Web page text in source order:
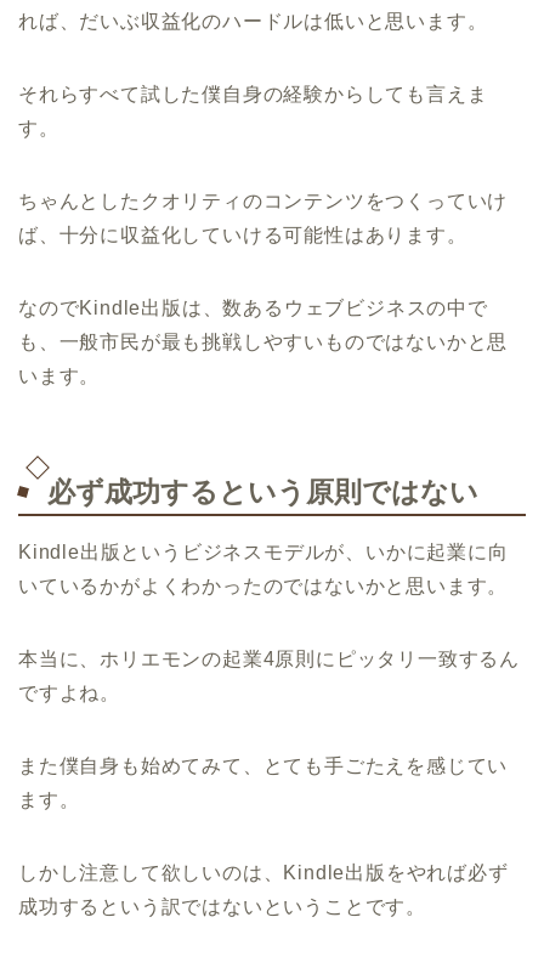
れば、だいぶ収益化のハードルは低いと思います。
それらすべて試した僕自身の経験からしても言えま
す。
ちゃんとしたクオリティのコンテンツをつくっていけ
ば、十分に収益化していける可能性はあります。
なのでKindle出版は、数あるウェブビジネスの中で
も、一般市民が最も挑戦しやすいものではないかと思
います。
必ず成功するという原則ではない
Kindle出版というビジネスモデルが、いかに起業に向
いているかがよくわかったのではないかと思います。
本当に、ホリエモンの起業4原則にピッタリ一致するん
ですよね。
また僕自身も始めてみて、とても手ごたえを感じてい
ます。
しかし注意して欲しいのは、Kindle出版をやれば必ず
成功するという訳ではないということです。